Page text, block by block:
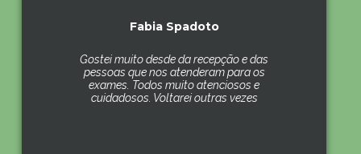
Fabia Spadoto
Gostei muito desde da recepção e das
pessoas que nos atenderam para os
exames. Todos muito atenciosos e
cuidadosos. Voltarei outras vezes